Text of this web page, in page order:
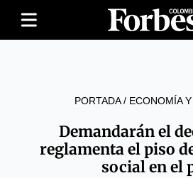
PORTADA/ ECONOMÍA
Demandarán el
reglamenta el piso
social en el